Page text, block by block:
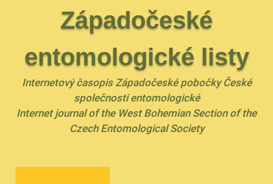
Západočeské
entomologické listy
Internetový časopis Západočeské pobočky České
společnosti entomologické
Internet journal of the West Bohemian Section of the
Czech Entomological Society